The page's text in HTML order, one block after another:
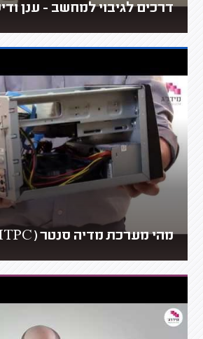
דרכים לגיבוי למחשב - ענן
מהי מערכת מדיה סנטר (HTPC)?